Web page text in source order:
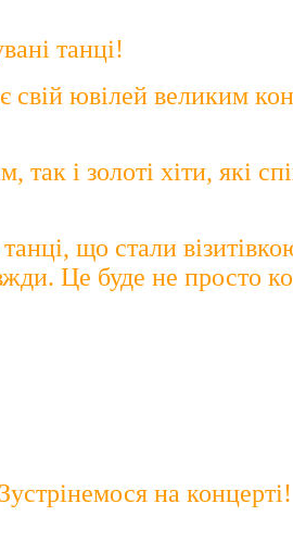
танці!
свій ювілей великим
і золоті хіти, які
що стали
Це буде не просто
на концерті!